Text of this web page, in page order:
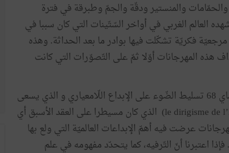
والمنستير ودقّة والجمّ وطبرقة في فترة
العالم الغربي في أواخر السّتّينات التي كان سببا في
على مرجعيّة فكريّة تشكّلت فيها بوادر ما بعد الحداثة. وهذه
هذه المهرجانات أوّلا ثمّ على التّصوّرات التي كانت
وهي تصوّرات لا يغيب فيها هاجس التّرفيه. فلنتذكّر أنّ من خلفيّات ماي 68 تسليط الضّوء على الإبداع اللّامعياري و الذي يسعى
إلى التّخلّص من التّنميط وتوجيه الدّولة للفكر والإبداع والثّقافة (le dirigisme de l’Etat) الذي كان مسيطرا على العقد الأسبق أي
عرضت فيه أهمّ الإبداعات العالميّة التي ولع بها
اعتبرنا أنّ التّرفيه، كما يتحدّد مفهومه في علم